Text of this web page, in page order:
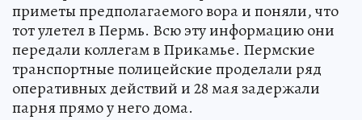
приметы предполагаемого вора и поняли, что
тот улетел в Пермь. Всю эту информацию они
передали коллегам в Прикамье. Пермские
транспортные полицейские проделали ряд
оперативных действий и 28 мая задержали
парня прямо у него дома.